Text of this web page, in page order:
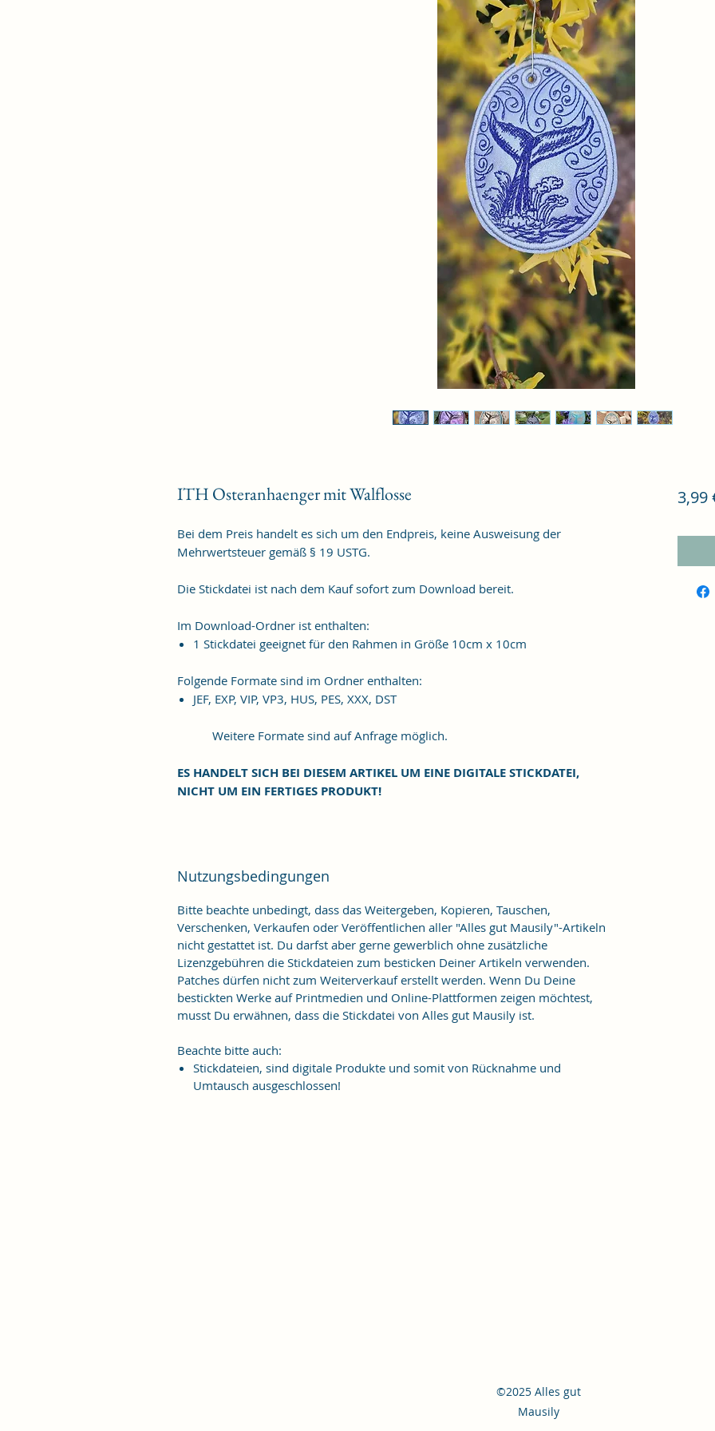
ITH Osteranhaenger mit Walflosse
Bei dem Preis handelt es sich um den Endpreis, keine Ausweisung der
Mehrwertsteuer gemäß § 19 USTG.
Die Stickdatei ist nach dem Kauf sofort zum Download bereit.
Im Download-Ordner ist enthalten:
1 Stickdatei geeignet für den Rahmen in Größe 10cm x 10cm
Folgende Formate sind im Ordner enthalten:
JEF, EXP, VIP, VP3, HUS, PES, XXX, DST
Weitere Formate sind auf Anfrage möglich.
ES HANDELT SICH BEI DIESEM ARTIKEL UM EINE DIGITALE STICKDATEI,
NICHT UM EIN FERTIGES PRODUKT!
Nutzungsbedingungen
Bitte beachte unbedingt, dass das Weitergeben, Kopieren, Tauschen,
Verschenken, Verkaufen oder Veröffentlichen aller "Alles gut Mausily"-Artikeln
nicht gestattet ist. Du darfst aber gerne gewerblich ohne zusätzliche
Lizenzgebühren die Stickdateien zum besticken Deiner Artikeln verwenden.
Patches dürfen nicht zum Weiterverkauf erstellt werden. Wenn Du Deine
bestickten Werke auf Printmedien und Online-Plattformen zeigen möchtest,
musst Du erwähnen, dass die Stickdatei von Alles gut Mausily ist.
Beachte bitte auch:
Stickdateien, sind digitale Produkte und somit von Rücknahme und
Umtausch ausgeschlossen!
3,99
©2025 Alles gut
Mausily